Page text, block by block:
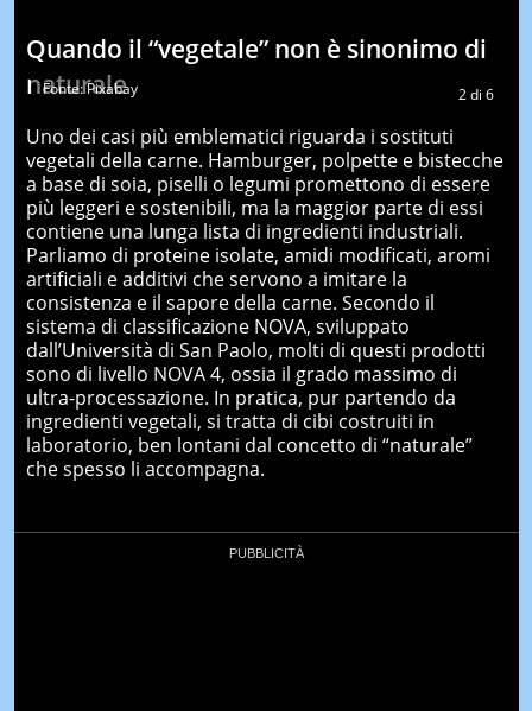
Quando il “vegetale” non è sinonimo di
naturale
2 di 6
Fonte: Pixabay
Uno dei casi più emblematici riguarda i sostituti
vegetali della carne. Hamburger, polpette e bistecche
a base di soia, piselli o legumi promettono di essere
più leggeri e sostenibili, ma la maggior parte di essi
contiene una lunga lista di ingredienti industriali.
Parliamo di proteine isolate, amidi modificati, aromi
artificiali e additivi che servono a imitare la
consistenza e il sapore della carne. Secondo il
sistema di classificazione NOVA, sviluppato
dall’Università di San Paolo, molti di questi prodotti
sono di livello NOVA 4, ossia il grado massimo di
ultra-processazione. In pratica, pur partendo da
ingredienti vegetali, si tratta di cibi costruiti in
laboratorio, ben lontani dal concetto di “naturale”
che spesso li accompagna.